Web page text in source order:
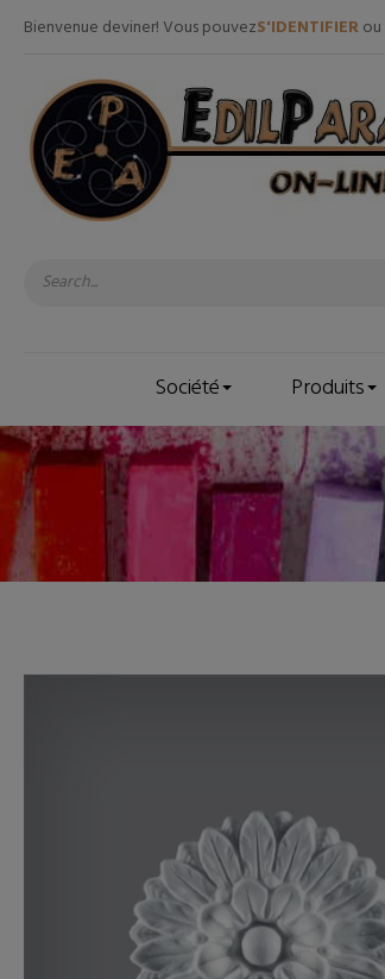
Bienvenue deviner! Vous pouvezS'IDENTIFIERou
Société Produits